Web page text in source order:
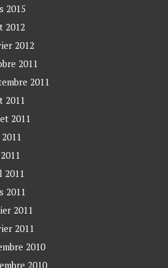
2015
2012
2012
2011
2011
2011
2011
2011
2011
2011
2011
2010
2010